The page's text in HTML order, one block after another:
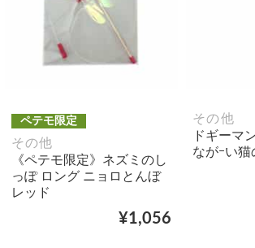
ペテモ限定
その他
《ペテモ限定》ネズミのし
っぽ ロング ニョロとんぼ
レッド
¥1,056
その他
ドギーマ
ながｰい猫